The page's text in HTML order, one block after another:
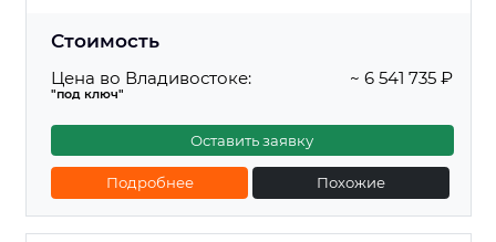
Стоимость
Цена во Владивостоке:
"под ключ"
~ 6 541 735 ₽
Оставить заявку
Подробнее Похожие